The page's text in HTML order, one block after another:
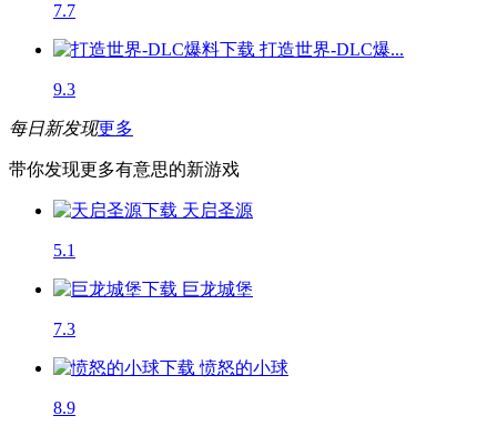
7.7
打造世界-DLC爆...
9.3
每日新发现更多
带你发现更多有意思的新游戏
天启圣源
5.1
巨龙城堡
7.3
愤怒的小球
8.9